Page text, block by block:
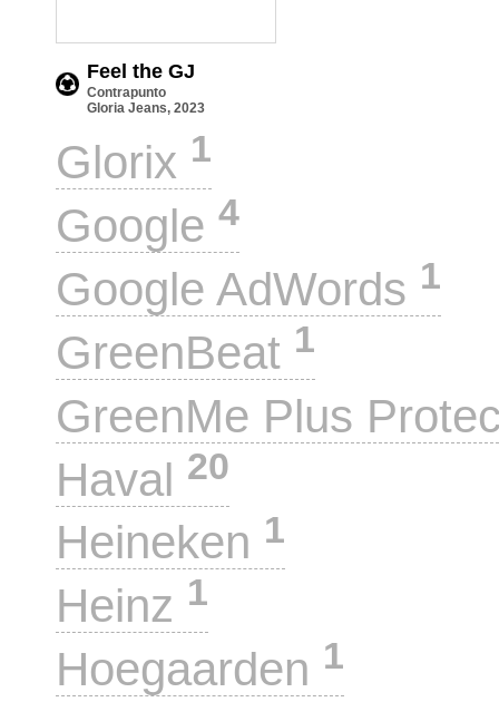
Feel the GJ
Contrapunto
Gloria Jeans, 2023
Glorix 1
Google 4
Google AdWords 1
GreenBeat 1
GreenMe Plus
Haval 20
Heineken 1
Heinz 1
Hoegaarden 1